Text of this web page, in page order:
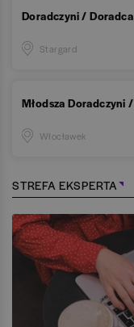
Doradczyni /
Stargard
Młodsza Doradczyni
Włocławek
STREFA EKSPERTA